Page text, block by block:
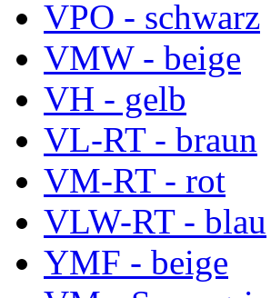
VPO - schwarz
VMW - beige
VH - gelb
VL-RT - braun
VM-RT - rot
VLW-RT - blau
YMF - beige